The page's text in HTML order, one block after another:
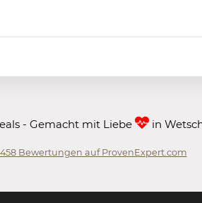
- Gemacht mit Liebe in
Bewertungen auf ProvenExpert.com